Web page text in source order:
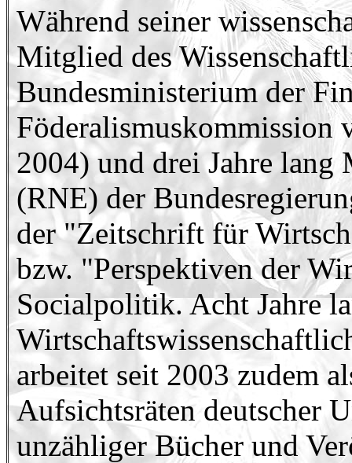
Während seiner
Mitglied des
Bundesministerium der
Föderalismuskommission
2004) und drei Jahre
(RNE) der
der "Zeitschrift für
bzw. "Perspektiven der
Socialpolitik. Acht Jahre
arbeitet seit 2003 zudem
Aufsichtsräten deutscher
unzähliger Bücher und